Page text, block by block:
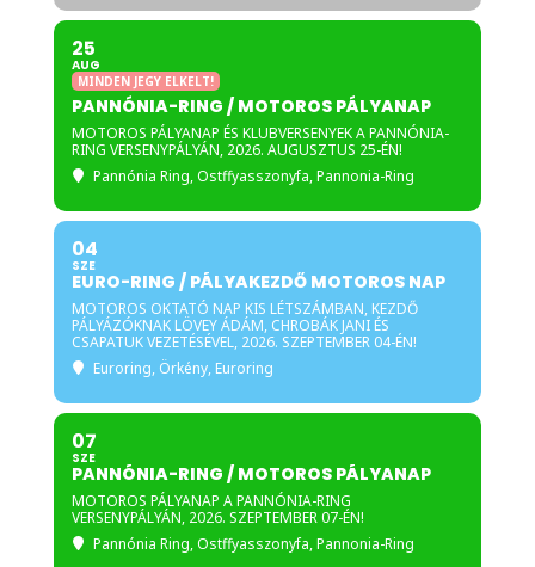
25
AUG
MINDEN JEGY ELKELT!
PANNÓNIA-RING / MOTOROS PÁLYANAP
MOTOROS PÁLYANAP ÉS KLUBVERSENYEK A PANNÓNIA-
RING VERSENYPÁLYÁN, 2026. AUGUSZTUS 25-ÉN!
Pannónia Ring, Ostffyasszonyfa, Pannonia-Ring
04
SZE
EURO-RING / PÁLYAKEZDŐ MOTOROS NAP
MOTOROS OKTATÓ NAP KIS LÉTSZÁMBAN, KEZDŐ
PÁLYÁZÓKNAK LÖVEY ÁDÁM, CHROBÁK JANI ÉS
CSAPATUK VEZETÉSÉVEL, 2026. SZEPTEMBER 04-ÉN!
Euroring, Örkény, Euroring
07
SZE
PANNÓNIA-RING / MOTOROS PÁLYANAP
MOTOROS PÁLYANAP A PANNÓNIA-RING
VERSENYPÁLYÁN, 2026. SZEPTEMBER 07-ÉN!
Pannónia Ring, Ostffyasszonyfa, Pannonia-Ring